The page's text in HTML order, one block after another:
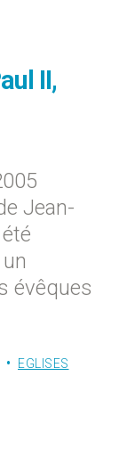
II,
Jean-
évêques
EGLISES